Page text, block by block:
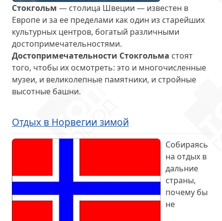
Стокгольм — столица Швеции — известен в
Европе и за ее пределами как один из старейших
культурных центров, богатый различными
достопримечательностями.
Достопримечательности Стокгольма стоят
того, чтобы их осмотреть: это и многочисленные
музеи, и великолепные памятники, и стройные
высотные башни.
Отдых в Норвегии зимой
Собираясь
на отдых в
дальние
страны,
почему бы
не